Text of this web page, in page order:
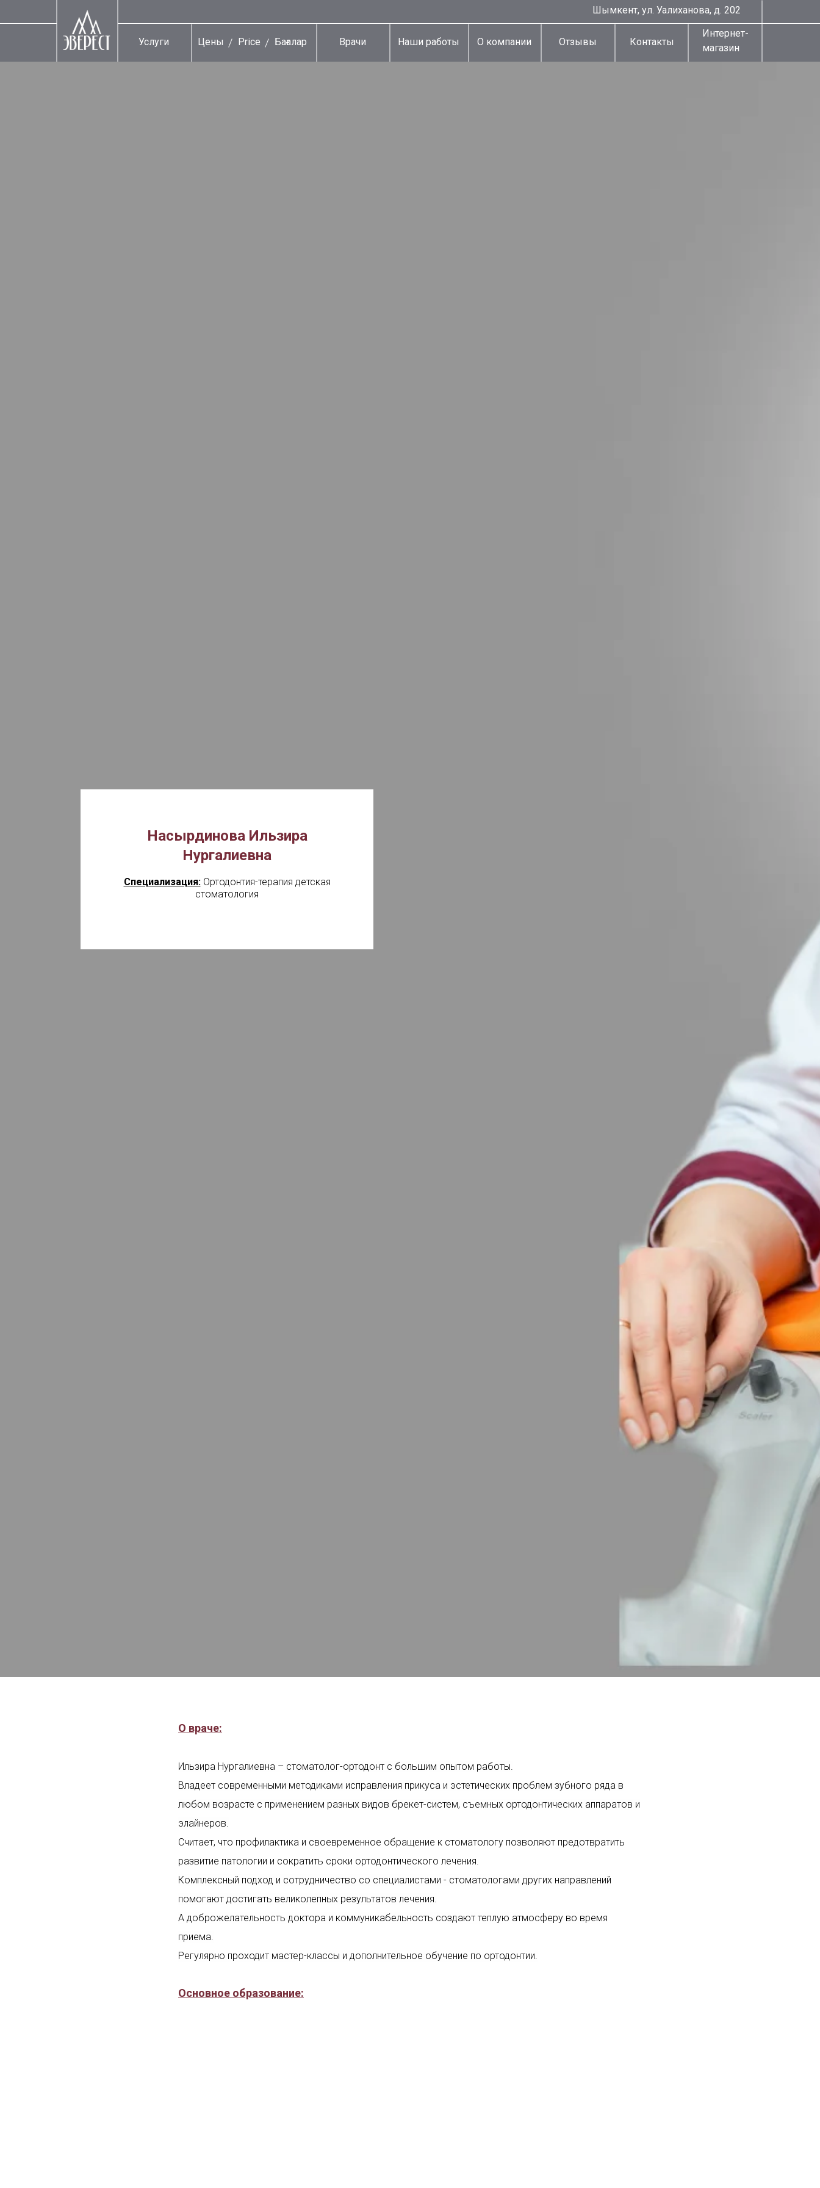
Цены Price Бағалар Контакты
Услуги Врачи Наши работы Отзывы
О компании
Шымкент, ул. Уалиханова, д. 202
Интернет-
магазин
Насырдинова Ильзира
Нургалиевна
Специализация: Ортодонтия-терапия детская
стоматология
О враче:
Ильзира Нургалиевна – стоматолог-ортодонт с большим опытом работы.
Владеет современными методиками исправления прикуса и эстетических проблем зубного ряда в
любом возрасте с применением разных видов брекет-систем, съемных ортодонтических аппаратов и
элайнеров.
Считает, что профилактика и своевременное обращение к стоматологу позволяют предотвратить
развитие патологии и сократить сроки ортодонтического лечения.
Комплексный подход и сотрудничество со специалистами - стоматологами других направлений
помогают достигать великолепных результатов лечения.
А доброжелательность доктора и коммуникабельность создают теплую атмосферу во время
приема.
Регулярно проходит мастер-классы и дополнительное обучение по ортодонтии.
Основное образование: